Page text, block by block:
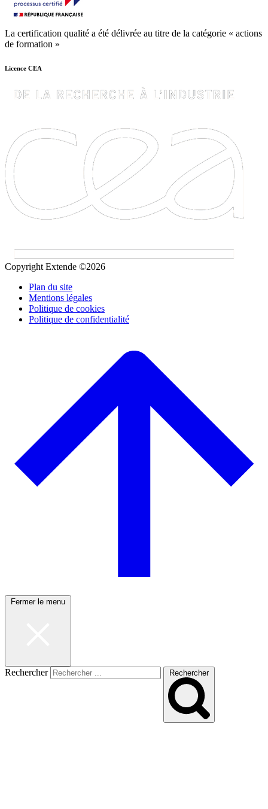
La certification qualité a été délivrée au titre de la catégorie « actions
de formation »
Licence CEA
Copyright Extende ©2026
Plan du site
Mentions légales
Politique de cookies
Politique de confidentialité
Fermer le menu
Rechercher Rechercher